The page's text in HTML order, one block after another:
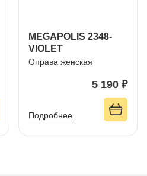
MEGAPOLIS 2348-
VIOLET
Оправа женская
5 190 ₽
Подробнее